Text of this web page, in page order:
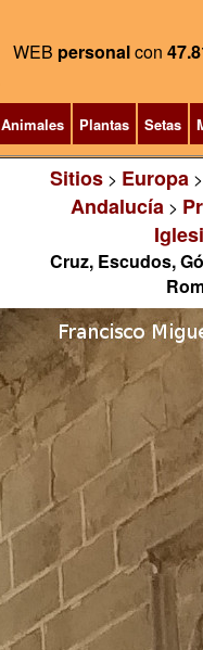
WEB personalcon
Animales Plantas Setas
Sitios> Europa
Andalucía >
Cruz, Escudos,